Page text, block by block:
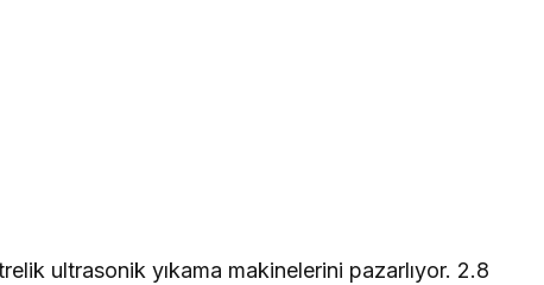
ultrasonik yıkama makinelerini pazarlıyor. 2.8